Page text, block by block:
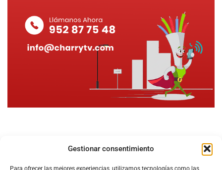
Gestionar consentimiento
Para ofrecer las mejores experiencias, utilizamos tecnologías como las